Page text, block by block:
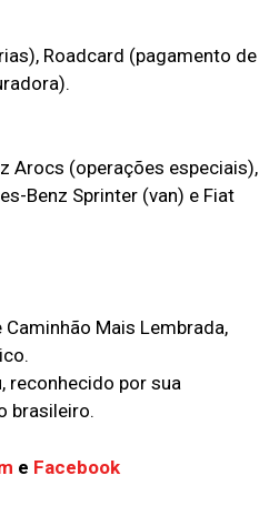
Roadcard (pagamento de
Arocs (operações especiais),
Benz Sprinter (van) e Fiat
Mais Lembrada,
reconhecido por sua
brasileiro.
e Facebook